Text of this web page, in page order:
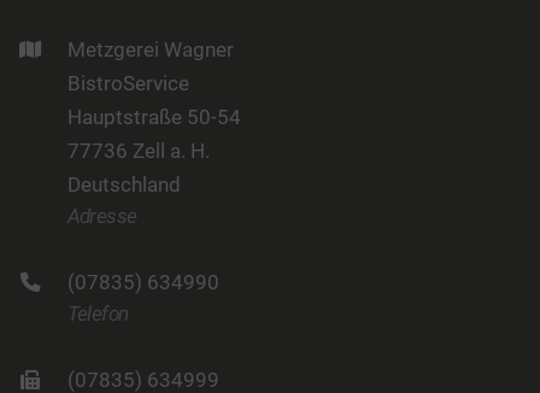
Metzgerei Wagner
BistroService
Hauptstraße 50-54
77736 Zell a. H.
Deutschland
Adresse
(07835) 634990
Telefon
(07835) 634999